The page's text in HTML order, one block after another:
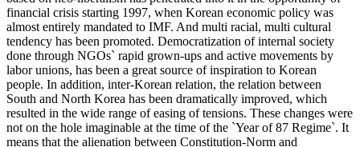
financial crisis starting 1997, when Korean economic policy was
almost entirely mandated to IMF. And multi racial, multi cultural
tendency has been promoted. Democratization of internal society
done through NGOs` rapid grown-ups and active movements by
labor unions, has been a great source of inspiration to Korean
people. In addition, inter-Korean relation, the relation between
South and North Korea has been dramatically improved, which
resulted in the wide range of easing of tensions. These changes were
not on the hole imaginable at the time of the `Year of 87 Regime`. It
means that the alienation between Constitution-Norm and